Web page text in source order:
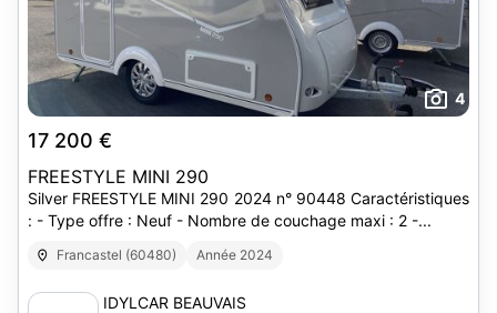
4
17 200 €
FREESTYLE MINI 290
Silver FREESTYLE MINI 290 2024 n° 90448 Caractéristiques
: - Type offre : Neuf - Nombre de couchage maxi : 2 -...
Francastel (60480) Année 2024
IDYLCAR BEAUVAIS